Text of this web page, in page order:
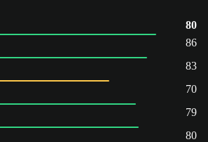
80
86
83
70
79
80